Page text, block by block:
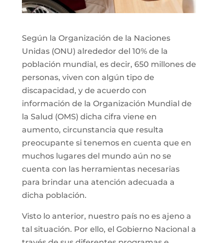
Según la Organización de la Naciones
Unidas (ONU) alrededor del 10% de la
población mundial, es decir, 650 millones de
personas, viven con algún tipo de
discapacidad, y de acuerdo con
información de la Organización Mundial de
la Salud (OMS) dicha cifra viene en
aumento, circunstancia que resulta
preocupante si tenemos en cuenta que en
muchos lugares del mundo aún no se
cuenta con las herramientas necesarias
para brindar una atención adecuada a
dicha población.
Visto lo anterior, nuestro país no es ajeno a
tal situación. Por ello, el Gobierno Nacional a